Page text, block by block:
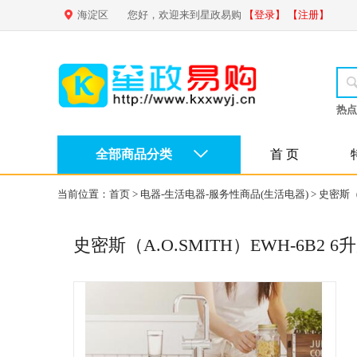
海淀区 您好，欢迎来到星政易购 【登录】 【注册】
热
全部商品分类 首 页
当前位置： 首页 > 电器-生活电器-服务性商品(生活电器) > 史密斯
史密斯（A.O.SMITH）EWH-6B2 6